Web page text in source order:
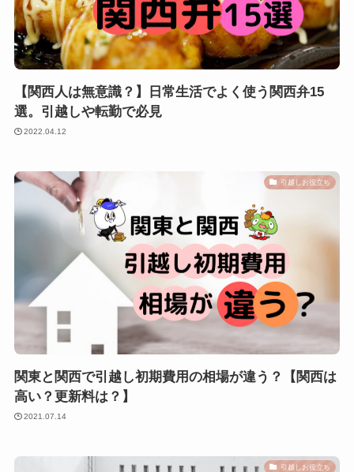
【関西人は無意識？】日常生活でよく使う関西弁15
選。引越しや転勤で必見
2022.04.12
引越しお役立ち
関東と関西で引越し初期費用の相場が違う？【関西は
高い？更新料は？】
2021.07.14
引越しお役立ち